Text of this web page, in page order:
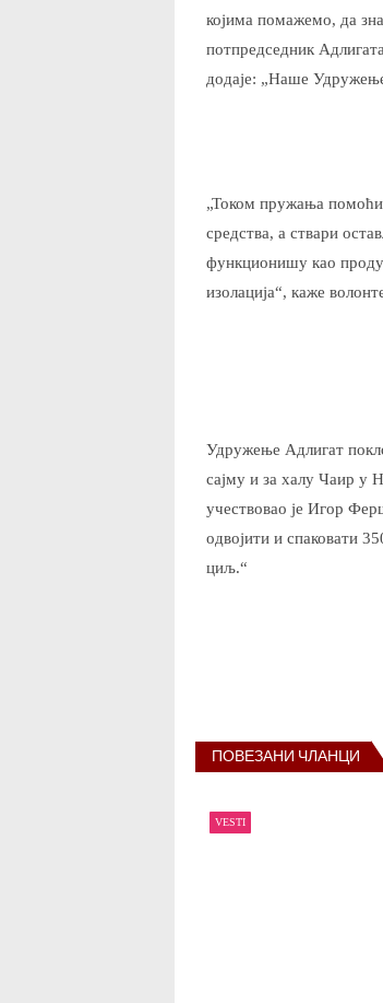
којима помажемо, да
потпредседник
додаје: „Наше
„Током пружања
средства, а ствари
функционишу као
изолација“, каже
Удружење Адлигат
сајму и за халу Чаир у
учествовао је Игор
одвојити и спаковати
циљ.“
ПОВЕЗАНИ ЧЛАНЦИ
VESTI